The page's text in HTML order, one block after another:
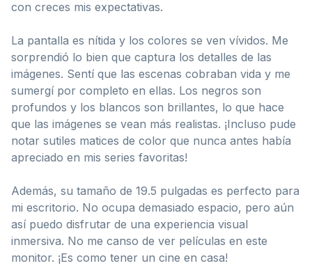
con creces mis expectativas.
La pantalla es nítida y los colores se ven vívidos. Me
sorprendió lo bien que captura los detalles de las
imágenes. Sentí que las escenas cobraban vida y me
sumergí por completo en ellas. Los negros son
profundos y los blancos son brillantes, lo que hace
que las imágenes se vean más realistas. ¡Incluso pude
notar sutiles matices de color que nunca antes había
apreciado en mis series favoritas!
Además, su tamaño de 19.5 pulgadas es perfecto para
mi escritorio. No ocupa demasiado espacio, pero aún
así puedo disfrutar de una experiencia visual
inmersiva. No me canso de ver películas en este
monitor. ¡Es como tener un cine en casa!